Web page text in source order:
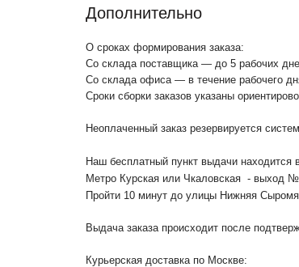
Дополнительно
О сроках формирования заказа:
Со склада поставщика — до 5 рабочих
Со склада офиса — в течение рабочего
Сроки сборки заказов указаны
Неоплаченный заказ резервируется
Наш бесплатный пункт выдачи находится
Метро Курская или Чкаловская - выход №
Пройти 10 минут до улицы Нижняя
Выдача заказа происходит после
Курьерская доставка по Москве: